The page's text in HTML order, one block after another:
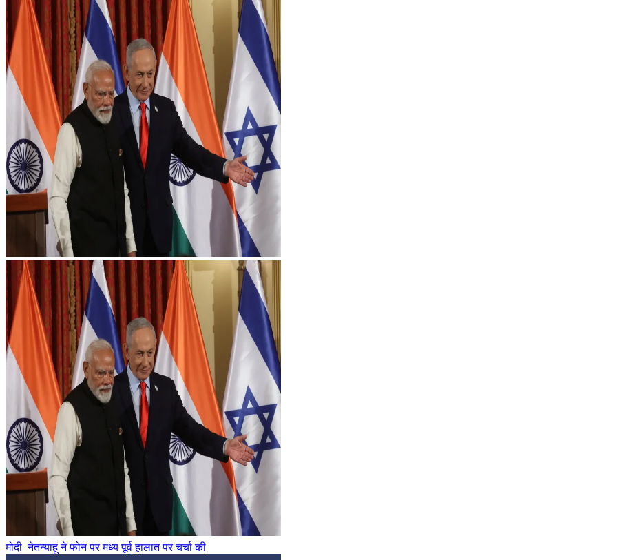
मोदी-नेतन्याहू ने फोन पर मध्य पूर्व हालात पर चर्चा की